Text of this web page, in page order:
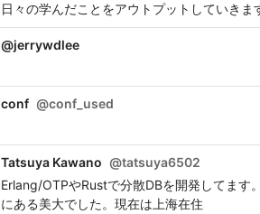
日々の学んだことをアウトプットしていきま
@jerrywdlee
conf @conf_used
Tatsuya Kawano @tatsuya6502
Erlang/OTPやRustで分散DBを開発してます
にある美大でした。現在は上海在住